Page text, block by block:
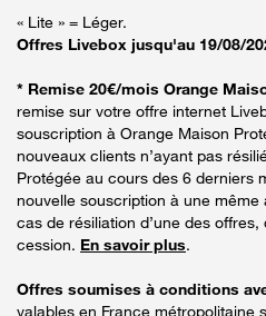
« Lite » = Léger.
Offres Livebox jusqu'au 19/08/
* Remise 20€/mois Orange
remise sur votre offre internet
souscription à Orange Maison
nouveaux clients n’ayant pas
Protégée au cours des 6 derniers
nouvelle souscription à une même
cas de résiliation d’une des
cession. En savoir plus.
Offres soumises à conditions
valables en France métropolitaine